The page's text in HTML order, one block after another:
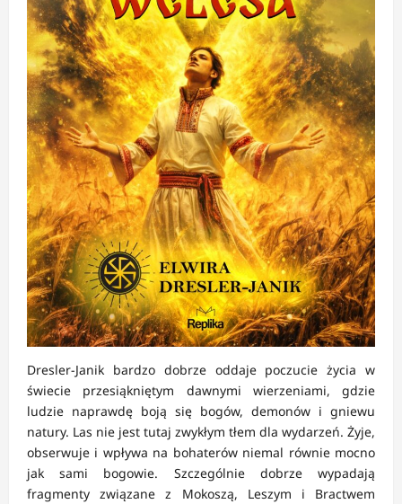
Dresler-Janik bardzo dobrze oddaje poczucie życia w
świecie przesiąkniętym dawnymi wierzeniami, gdzie
ludzie naprawdę boją się bogów, demonów i gniewu
natury. Las nie jest tutaj zwykłym tłem dla wydarzeń. Żyje,
obserwuje i wpływa na bohaterów niemal równie mocno
jak sami bogowie. Szczególnie dobrze wypadają
fragmenty związane z Mokoszą, Leszym i Bractwem